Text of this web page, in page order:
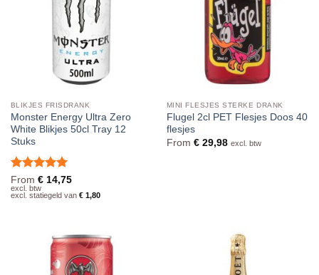
BLIKJES FRISDRANK
Monster Energy Ultra Zero
White Blikjes 50cl Tray 12
Stuks
Waardering
5uit 5
From €14,75
excl. btw
excl. statiegeld van €1,80
MINI FLESJES STERKE DRANK
Flugel 2cl PET Flesjes Doos 40
flesjes
From €29,98 excl. btw